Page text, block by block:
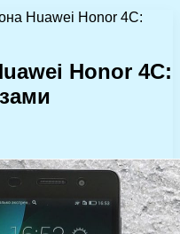
Huawei Honor 4C:
Honor 4C: